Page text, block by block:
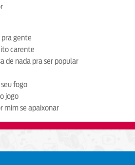
pra gente
carente
de nada pra ser popular
fogo
jogo
mim se apaixonar